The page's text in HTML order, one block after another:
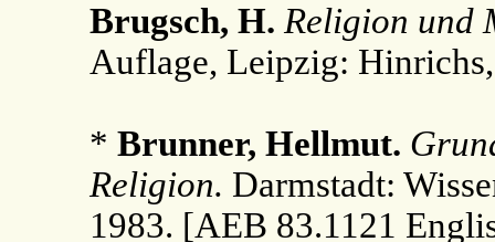
Brugsch, H. Religion und
Auflage, Leipzig:
* Brunner, Hellmut.
Religion. Darmstadt:
1983. [AEB 83.1121